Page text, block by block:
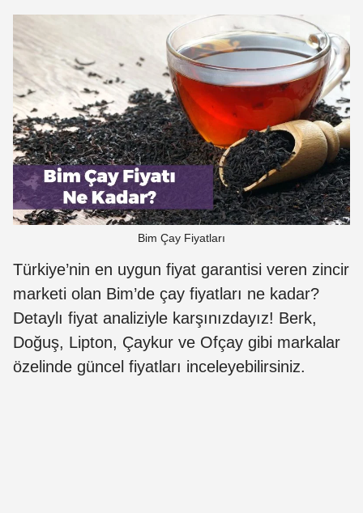
Bim Çay Fiyatları
Türkiye’nin en uygun fiyat garantisi veren zincir
marketi olan Bim’de çay fiyatları ne kadar?
Detaylı fiyat analiziyle karşınızdayız! Berk,
Doğuş, Lipton, Çaykur ve Ofçay gibi markalar
özelinde güncel fiyatları inceleyebilirsiniz.